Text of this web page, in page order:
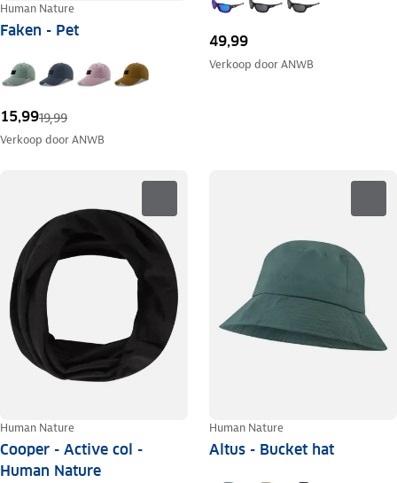
Human Nature
Faken - Pet
15,9919,99
Verkoop doorANWB
49,99
Verkoop doorANWB
Human Nature
Cooper - Active col -
Human Nature
Human Nature
Altus - Bucket hat